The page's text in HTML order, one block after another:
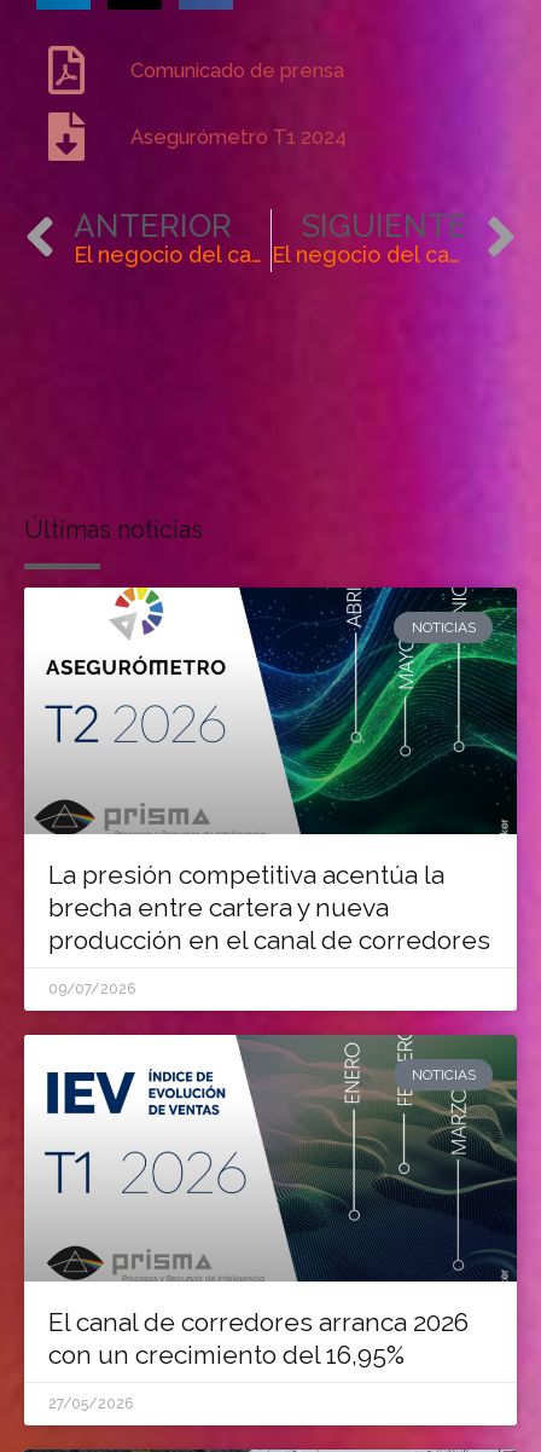
Comunicado de prensa
Asegurómetro T1 2024
Ant
ANTERIOR
El negocio del canal de corredores creció un 4% en 2023
SIGUIENTE
El negocio del canal de corredores continúa con su crecimiento de dos dígitos en el primer trimestre del año
Últimas noticias
NOTICIAS
La presión competitiva acentúa la
brecha entre cartera y nueva
producción en el canal de corredores
09/07/2026
NOTICIAS
El canal de corredores arranca 2026
con un crecimiento del 16,95%
27/05/2026